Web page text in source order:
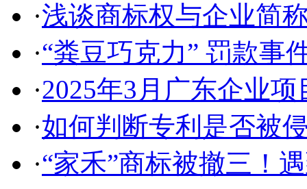
·浅谈商标权与企业简
·“粪豆巧克力” 罚款事
·2025年3月广东企业项
·如何判断专利是否被
·“家禾”商标被撤三！